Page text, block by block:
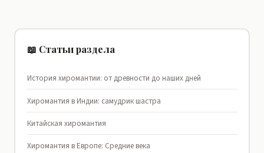
📖 Статьи раздела
История хиромантии: от древности до наших дней
Хиромантия в Индии: самудрик шастра
Китайская хиромантия
Хиромантия в Европе: Средние века